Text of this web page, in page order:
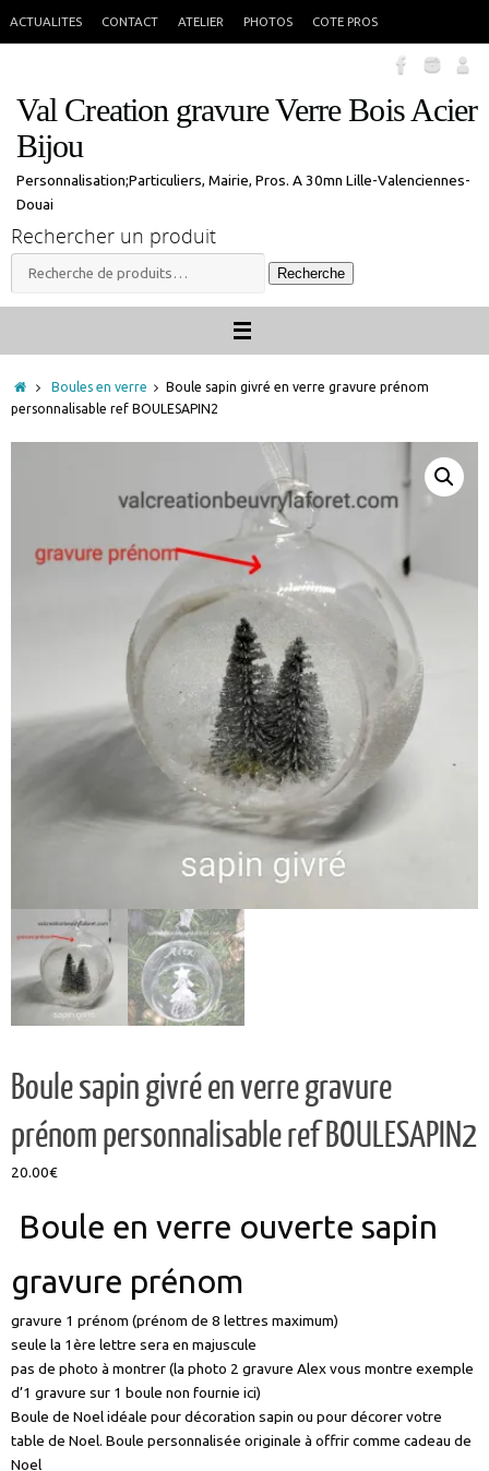
seront traitées à mon retour.
ACTUALITES CONTACT ATELIER PHOTOS COTE PROS
Val Creation gravure Verre Bois Acier
Bijou
Personnalisation;Particuliers, Mairie, Pros. A 30mn Lille-Valenciennes-
Douai
Rechercher un produit
Recherche
pour :
Recherche
AccueilBoules en verre
Boule sapin givré en verre gravure prénom
personnalisable ref BOULESAPIN2
Boule sapin givré en verre gravure
prénom personnalisable ref BOULESAPIN2
20.00€
Boule en verre ouverte sapin
gravure prénom
gravure 1 prénom (prénom de 8 lettres maximum)
seule la 1ère lettre sera en majuscule
pas de photo à montrer (la photo 2 gravure Alex vous montre exemple
d’1 gravure sur 1 boule non fournie ici)
Boule de Noel idéale pour décoration sapin ou pour décorer votre
table de Noel. Boule personnalisée originale à offrir comme cadeau de
Noel